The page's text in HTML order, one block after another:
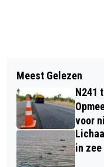
AZ VERRAST
OP TURKSE
BESTELBUS
SPIREALAAN
Meest Gelezen
N241
voor
in